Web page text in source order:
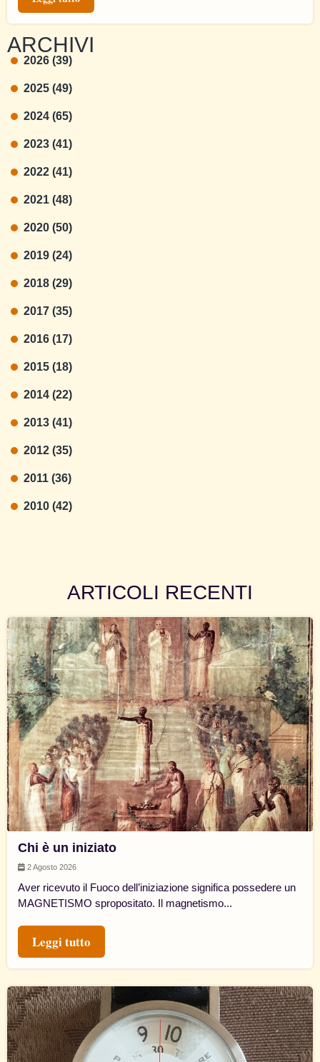
ARCHIVI
2026 (39)
2025 (49)
2024 (65)
2023 (41)
2022 (41)
2021 (48)
2020 (50)
2019 (24)
2018 (29)
2017 (35)
2016 (17)
2015 (18)
2014 (22)
2013 (41)
2012 (35)
2011 (36)
2010 (42)
ARTICOLI RECENTI
Chi è un iniziato
2 Agosto 2026
Aver ricevuto il Fuoco dell’iniziazione significa possedere un
MAGNETISMO spropositato. Il magnetismo...
Leggi tutto